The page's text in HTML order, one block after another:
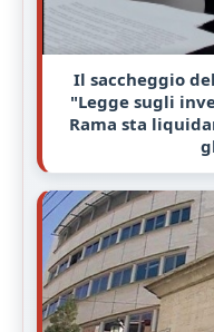
Il saccheggio
"Legge sugli
Rama sta